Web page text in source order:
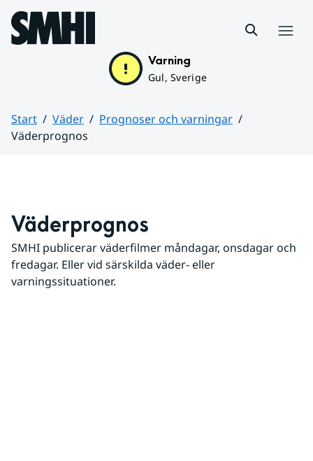
Hoppa till sidans innehåll
Varning
Gul, Sverige
Start Väder
Prognoser och varningar
Väderprognos
Väderprognos
SMHI publicerar väderfilmer måndagar, onsdagar och
fredagar. Eller vid särskilda väder- eller
varningssituationer.